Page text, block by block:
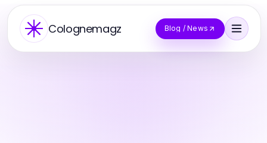
Colognemagz Blog / News